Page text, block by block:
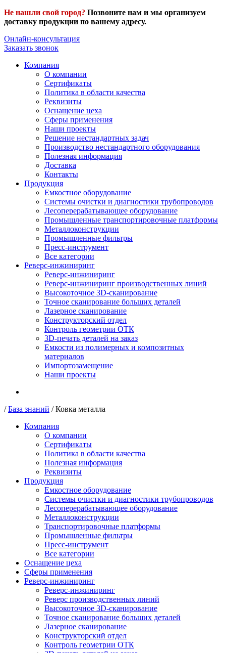
Не нашли свой город? Позвоните нам и мы организуем
доставку продукции по вашему адресу.
Онлайн-консультация
Заказать звонок
Компания
О компании
Сертификаты
Политика в области качества
Реквизиты
Оснащение цеха
Сферы применения
Наши проекты
Решение нестандартных задач
Производство нестандартного оборудования
Полезная информация
Доставка
Контакты
Продукция
Емкостное оборудование
Системы очистки и диагностики трубопроводов
Лесоперерабатывающее оборудование
Промышленные транспортировочные платформы
Металлоконструкции
Промышленные фильтры
Пресс-инструмент
Все категории
Реверс-инжиниринг
Реверс-инжиниринг
Реверс-инжиниринг производственных линий
Высокоточное 3D-сканирование
Точное сканирование больших деталей
Лазерное сканирование
Конструкторский отдел
Контроль геометрии ОТК
3D-печать деталей на заказ
Емкости из полимерных и композитных
материалов
Импортозамещение
Наши проекты
/База знаний /Ковка металла
Компания
О компании
Сертификаты
Политика в области качества
Полезная информация
Реквизиты
Продукция
Емкостное оборудование
Системы очистки и диагностики трубопроводов
Лесоперерабатывающее оборудование
Металлоконструкции
Транспортировочные платформы
Промышленные фильтры
Пресс-инструмент
Все категории
Оснащение цеха
Сферы применения
Реверс-инжиниринг
Реверс-инжиниринг
Реверс производственных линий
Высокоточное 3D-сканирование
Точное сканирование больших деталей
Лазерное сканирование
Конструкторский отдел
Контроль геометрии ОТК